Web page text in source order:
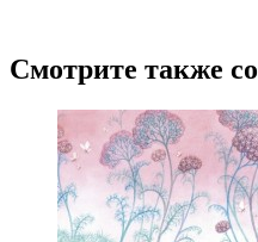
Смотрите также